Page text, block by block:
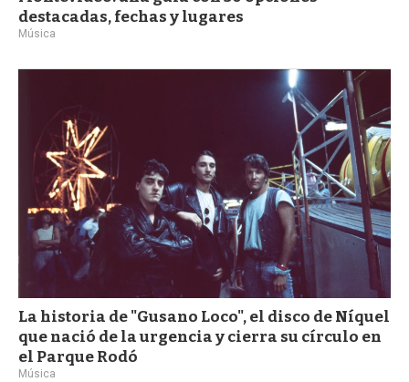
destacadas, fechas y lugares
Música
La historia de "Gusano Loco", el disco de Níquel
que nació de la urgencia y cierra su círculo en
el Parque Rodó
Música